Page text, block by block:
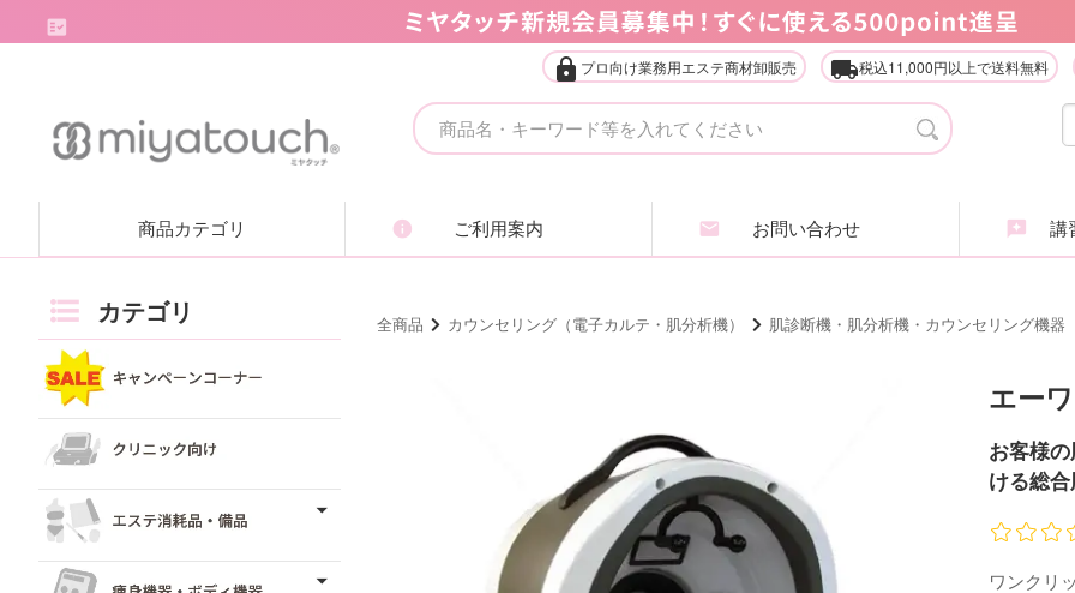
lock プロ向け業務用エステ商材卸販売 local_shipping税込11,000円以上で送料無料
商品カテゴリ
タオル・ガウン・ターバン
エステ消耗品・備品 アイラッシュ・アイブロウ エ
フェイシャル機器・美顔機器
インナービューティ
全
ご利用案内 お問い合わせ 講
全商品 カウンセリング（電子カルテ・肌分析機） 肌診断機・肌分析機・カウンセリング機器
エー
お客様
ける総
ワンクリ
カテゴリ